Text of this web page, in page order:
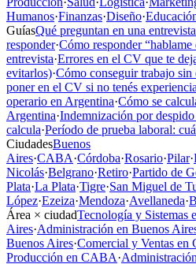
Humanos·Finanzas·Diseño·
GuíasQué preguntan en una
responder·Cómo responder “hablame
entrevista·Errores en el CV que te
evitarlos)·Cómo conseguir trabajo
poner en el CV si no tenés experiencia
operario en Argentina·Cómo se
Argentina·Indemnización por
calcula·Período de prueba laboral:
CiudadesBuenos
Aires·CABA·Córdoba·Rosario·Pilar·
Nicolás·Belgrano·Retiro·Partido de
Plata·La Plata·Tigre·San Miguel de
López·Ezeiza·Mendoza·Avellaneda·
Área × ciudadTecnología y Sistemas
Aires·Administración en Buenos
Buenos Aires·Comercial y Ventas en
Producción en CABA·